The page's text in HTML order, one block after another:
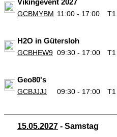
Vikingevent 2027
GCBMYBM 11:00 - 17:00 T1
H2O in Gütersloh
GCBHEW9 09:30 - 17:00 T1
Geo80's
GCBJJJJ 09:30 - 17:00 T1
15.05.2027 - Samstag